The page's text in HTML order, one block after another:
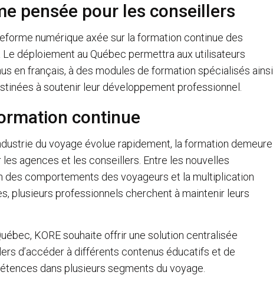
pensée pour les conseillers
numérique axée sur la formation continue des
déploiement au Québec permettra aux utilisateurs
en français, à des modules de formation spécialisés ainsi
à soutenir leur développement professionnel.
continue
du voyage évolue rapidement, la formation demeure
agences et les conseillers. Entre les nouvelles
des comportements des voyageurs et la multiplication
plusieurs professionnels cherchent à maintenir leurs
KORE souhaite offrir une solution centralisée
d’accéder à différents contenus éducatifs et de
dans plusieurs segments du voyage.